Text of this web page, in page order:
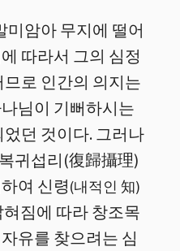
미암아 무지에 떨어
따라서 그의 심정
로 인간의 의지는
님이 기뻐하시는
던 것이다. 그러나
귀섭리(復歸攝理)
여 신령(내적인 知)
혀짐에 따라 창조목
유를 찾으려는 심